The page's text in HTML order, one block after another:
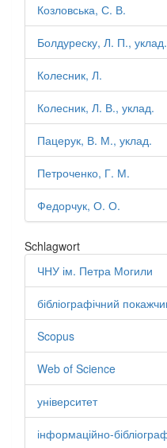
Козловська, С. В.
Болдуреску, Л. П., уклад.
Колесник, Л.
Колесник, Л. В., уклад.
Пацерук, В. М., уклад.
Петроченко, Г. М.
Федорчук, О. О.
Schlagwort
ЧНУ ім. Петра Могили
бібліографічний
Scopus
Web of Science
університет
інформаційно-